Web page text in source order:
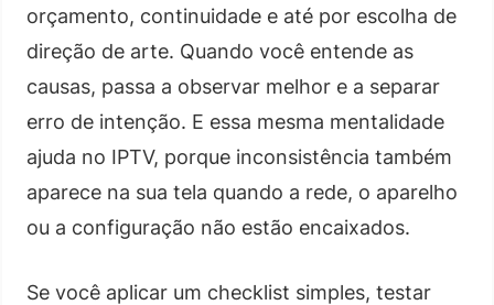
orçamento, continuidade e até por escolha de
direção de arte. Quando você entende as
causas, passa a observar melhor e a separar
erro de intenção. E essa mesma mentalidade
ajuda no IPTV, porque inconsistência também
aparece na sua tela quando a rede, o aparelho
ou a configuração não estão encaixados.
Se você aplicar um checklist simples, testar